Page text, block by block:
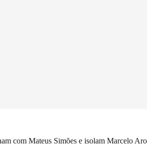
com Mateus Simões e isolam Marcelo Aro